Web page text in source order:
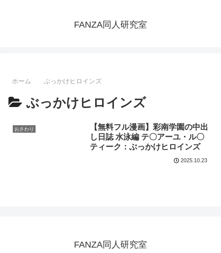
FANZA同人研究室
ホーム ぶっかけヒロインズ
ぶっかけヒロインズ
おさわり
【無料フル漫画】彩南学園の中出
し日誌 水泳編 テ〇アーユ・ル〇
ティーク：ぶっかけヒロインズ
2025.10.23
FANZA同人研究室